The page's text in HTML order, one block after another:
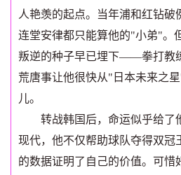
人艳羡的起点。当年浦和红钻破
连堂安律都只能算他的"小弟"。
叛逆的种子早已埋下——拳打教
荒唐事让他很快从"日本未来之
儿。
转战韩国后，命运似乎给了
现代，他不仅帮助球队夺得双冠
的数据证明了自己的价值。可惜